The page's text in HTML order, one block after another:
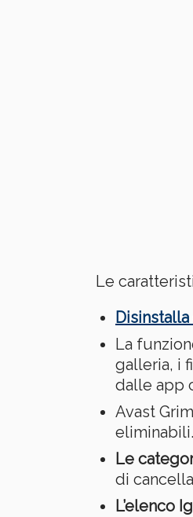
Le
La
galleria, i
dalle app
Avast
eliminabili.
Le
di
L’elenco